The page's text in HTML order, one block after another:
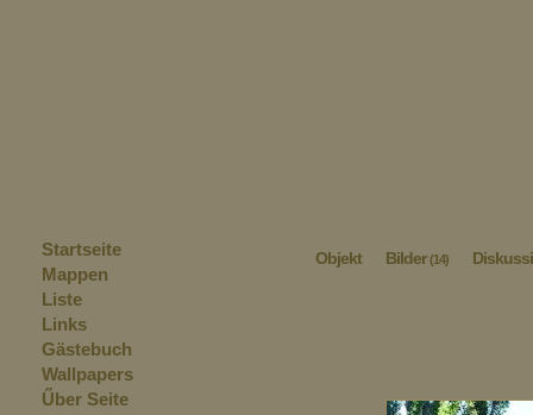
Objekt Bilder(14)
Startseite
Mappen
Liste
Links
Gästebuch
Wallpapers
Űber Seite